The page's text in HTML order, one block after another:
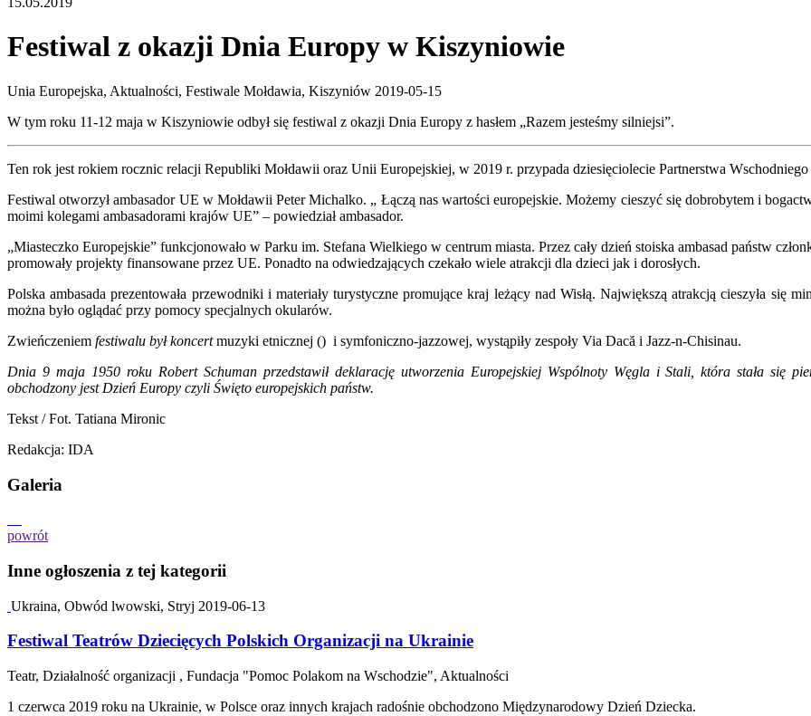
Festiwal z okazji Dnia Europy w Kiszyniowie
Unia Europejska, Aktualności, Festiwale Mołdawia, Kiszyniów 2019-05-15
W tym roku 11-12 maja w Kiszyniowie odbył się festiwal z okazji Dnia Europy z hasłem „Razem jesteśmy silniejsi”.
Ten rok jest rokiem rocznic relacji Republiki Mołdawii oraz Unii Europejskiej, w 2019 r. przypada dziesięciolecie Partnerstwa
Festiwal otworzył ambasador UE w Mołdawii Peter Michalko. „ Łączą nas wartości europejskie. Możemy cieszyć się dobrobytem i
moimi kolegami ambasadorami krajów UE” – powiedział ambasador.
„Miasteczko Europejskie” funkcjonowało w Parku im. Stefana Wielkiego w centrum miasta. Przez cały dzień stoiska ambasad państw
promowały projekty finansowane przez UE. Ponadto na odwiedzających czekało wiele atrakcji dla dzieci jak i dorosłych.
Polska ambasada prezentowała przewodniki i materiały turystyczne promujące kraj leżący nad Wisłą. Największą atrakcją cieszyła
można było oglądać przy pomocy specjalnych okularów.
Zwieńczeniem festiwalu był koncertmuzyki etnicznej () i symfoniczno-jazzowej, wystąpiły zespoły Via Dacă i Jazz-n-Chisinau.
Dnia 9 maja 1950 roku Robert Schuman przedstawił deklarację utworzenia Europejskiej Wspólnoty Węgla i Stali, która stała się
obchodzony jest Dzień Europy czyli Święto europejskich państw.
Tekst / Fot. Tatiana Mironic
Redakcja: IDA
Galeria
powrót
Inne ogłoszenia z tej kategorii
Ukraina, Obwód lwowski, Stryj 2019-06-13
Festiwal Teatrów Dziecięcych Polskich Organizacji na Ukrainie
Teatr, Działalność organizacji , Fundacja "Pomoc Polakom na Wschodzie", Aktualności
1 czerwca 2019 roku na Ukrainie, w Polsce oraz innych krajach radośnie obchodzono Międzynarodowy Dzień Dziecka.